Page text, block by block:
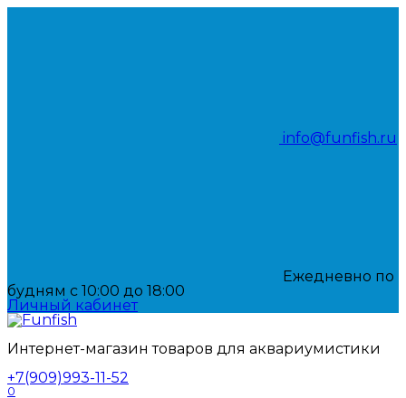
Перейти
info@funfish.ru
Ежедневно по
будням с 10:00 до 18:00
Личный кабинет
Интернет-магазин товаров для аквариумистики
+7(909)993-11-52
0